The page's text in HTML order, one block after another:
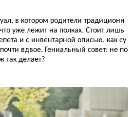
в котором родители традиционн
уже лежит на полках. Стоит лишь
и с инвентарной описью, как су
вдвое. Гениальный совет: не по
так делает?